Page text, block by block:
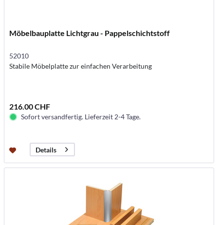
Möbelbauplatte Lichtgrau - Pappelschichtstoff
52010
Stabile Möbelplatte zur einfachen Verarbeitung
216.00 CHF
Sofort versandfertig. Lieferzeit 2-4 Tage.
Details